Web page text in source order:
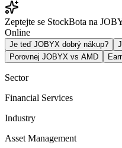
Zeptejte se StockBota na
Online
Je teď JOBYX dobrý nákup?
Porovnej JOBYX vs AMD
Sector
Financial Services
Industry
Asset Management